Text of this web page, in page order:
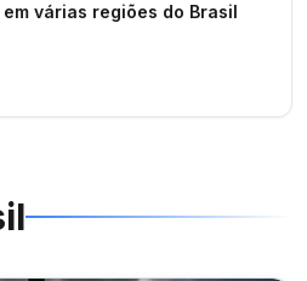
várias regiões do Brasil